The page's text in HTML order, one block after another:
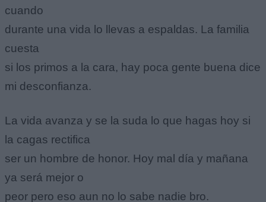
cuando
durante una vida lo llevas a espaldas. La familia
cuesta
si los primos a la cara, hay poca gente buena dice
mi desconfianza.
La vida avanza y se la suda lo que hagas hoy si
la cagas rectifica
ser un hombre de honor. Hoy mal día y mañana
ya será mejor o
peor pero eso aun no lo sabe nadie bro.